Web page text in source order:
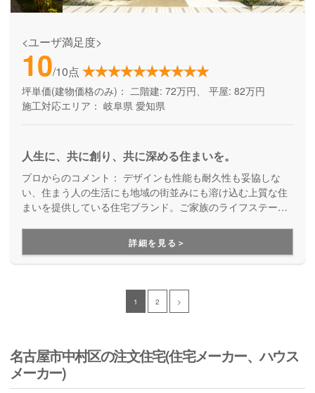
<ユーザ満足度>
10/10点
坪単価(建物価格のみ)： 二階建: 72万円、 平屋: 82万円
施工対応エリア： 岐阜県 愛知県
人生に、共に創り、共に深める住まいを。
プロからのコメント： デザインも性能も耐久性も妥協しな
い、住まう人の生活にも地域の街並みにも溶け込む上質な住
まいを提供している住宅ブランド。ご家族のライフステージ
け継いでいける美しい住まいを提案しています。
詳細を見る＞
1 2 >
名古屋市中村区の注文住宅(住宅メーカー、ハウス
メーカー)